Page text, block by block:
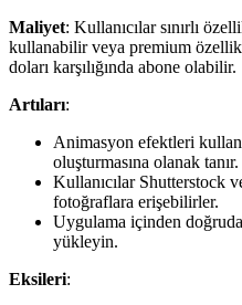
Maliyet: Kullanıcılar sınırlı
kullanabilir veya premium
doları karşılığında abone olabilir.
Artıları:
Animasyon efektleri
oluşturmasına olanak tanır.
Kullanıcılar Shutterstock
fotoğraflara erişebilirler.
Uygulama içinden
yükleyin.
Eksileri: